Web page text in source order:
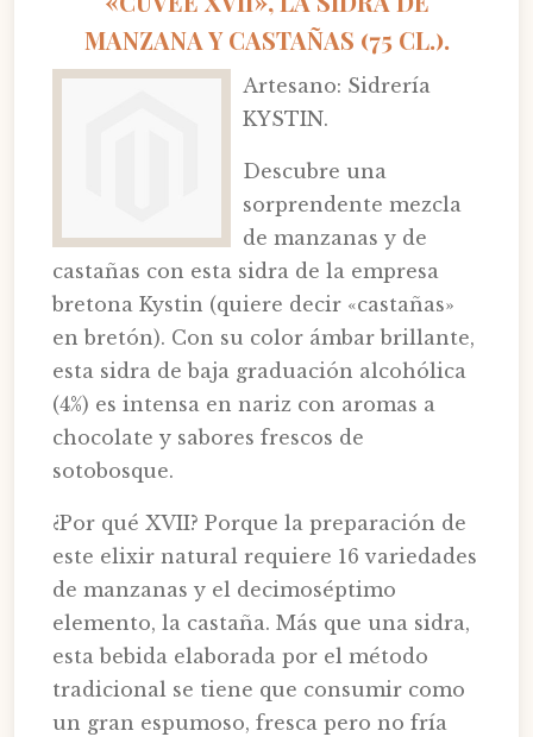
MANZANA Y CASTAÑAS (75 CL.).
Artesano: Sidrería
KYSTIN.
Descubre una
sorprendente mezcla
de manzanas y de
castañas con esta sidra de la empresa
bretona Kystin (quiere decir «castañas»
en bretón). Con su color ámbar brillante,
esta sidra de baja graduación alcohólica
(4%) es intensa en nariz con aromas a
chocolate y sabores frescos de
sotobosque.
¿Por qué XVII? Porque la preparación de
este elixir natural requiere 16 variedades
de manzanas y el decimoséptimo
elemento, la castaña. Más que una sidra,
esta bebida elaborada por el método
tradicional se tiene que consumir como
un gran espumoso, fresca pero no fría